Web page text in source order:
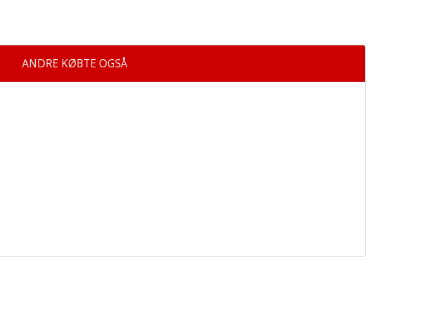
ANDRE KØBTE OGSÅ